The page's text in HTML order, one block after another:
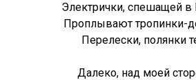
Электрички, спешащей в
Проплывают тропинки-
Перелески, полянки
Далеко, над моей